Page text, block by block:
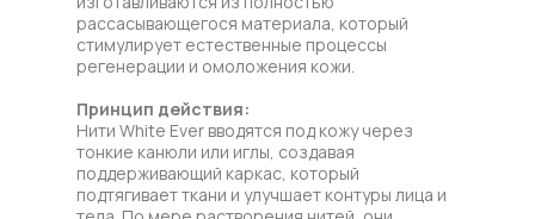
рассасывающегося материала, который
стимулирует естественные процессы
регенерации и омоложения кожи.
Принцип действия:
Нити White Ever вводятся под кожу через
тонкие канюли или иглы, создавая
поддерживающий каркас, который
подтягивает ткани и улучшает контуры лица и